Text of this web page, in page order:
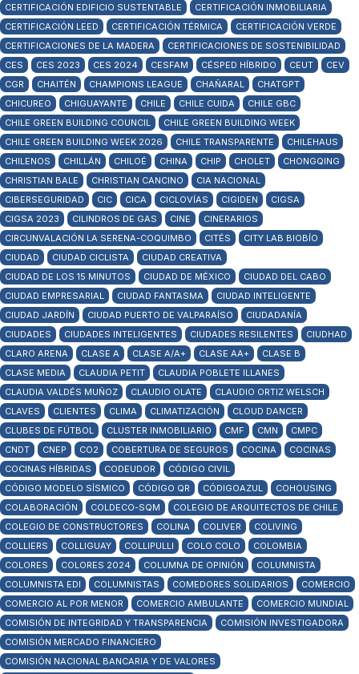
CERTIFICACIÓN EDIFICIO SUSTENTABLE
CERTIFICACIÓN INMOBILIARIA
CERTIFICACIÓN LEED
CERTIFICACIÓN TÉRMICA
CERTIFICACIÓN VERDE
CERTIFICACIONES DE LA MADERA
CERTIFICACIONES DE SOSTENIBILIDAD
CES
CES 2023 CES 2024 CESFAM CÉSPED HÍBRIDO CEUT
CEV
CGR
CHAITÉN CHAMPIONS LEAGUE CHAÑARAL
CHATGPT
CHICUREO
CHIGUAYANTE CHILE CHILE CUIDA
CHILE GBC
CHILE GREEN BUILDING COUNCIL
CHILE GREEN BUILDING WEEK
CHILE GREEN BUILDING WEEK 2026
CHILE TRANSPARENTE
CHILEHAUS
CHILENOS
CHILLÁN CHILOÉ CHINA CHIP CHOLET
CHONGQING
CHRISTIAN BALE
CHRISTIAN CANCINO
CIA NACIONAL
CIBERSEGURIDAD
CIC CICA CICLOVÍAS CIGIDEN
CIGSA
CIGSA 2023
CILINDROS DE GAS CINE
CINERARIOS
CIRCUNVALACIÓN LA SERENA-COQUIMBO
CITÉS
CITY LAB BIOBÍO
CIUDAD
CIUDAD CICLISTA
CIUDAD CREATIVA
CIUDAD DE LOS 15 MINUTOS
CIUDAD DE MÉXICO
CIUDAD DEL CABO
CIUDAD EMPRESARIAL
CIUDAD FANTASMA
CIUDAD INTELIGENTE
CIUDAD JARDÍN
CIUDAD PUERTO DE VALPARAÍSO
CIUDADANÍA
CIUDADES
CIUDADES INTELIGENTES CIUDADES RESILENTES
CIUDHAD
CLARO ARENA
CLASE A CLASE A/A+ CLASE AA+
CLASE B
CLASE MEDIA
CLAUDIA PETIT
CLAUDIA POBLETE ILLANES
CLAUDIA VALDÉS MUÑOZ
CLAUDIO OLATE
CLAUDIO ORTIZ WELSCH
CLAVES
CLIENTES CLIMA CLIMATIZACIÓN
CLOUD DANCER
CLUBES DE FÚTBOL
CLUSTER INMOBILIARIO CMF CMN
CMPC
CNDT
CNEP CO2 COBERTURA DE SEGUROS COCINA
COCINAS
COCINAS HÍBRIDAS
CODEUDOR
CÓDIGO CIVIL
CÓDIGO MODELO SÍSMICO
CÓDIGO QR CÓDIGOAZUL
COHOUSING
COLABORACIÓN
COLDECO-SQM
COLEGIO DE ARQUITECTOS DE CHILE
COLEGIO DE CONSTRUCTORES
COLINA COLIVER
COLIVING
COLLIERS
COLLIGUAY COLLIPULLI COLO COLO
COLOMBIA
COLORES
COLORES 2024 COLUMNA DE OPINIÓN
COLUMNISTA
COLUMNISTA EDI
COLUMNISTAS COMEDORES SOLIDARIOS
COMERCIO
COMERCIO AL POR MENOR
COMERCIO AMBULANTE
COMERCIO MUNDIAL
COMISIÓN DE INTEGRIDAD Y TRANSPARENCIA
COMISIÓN INVESTIGADORA
COMISIÓN MERCADO FINANCIERO
COMISIÓN NACIONAL BANCARIA Y DE VALORES